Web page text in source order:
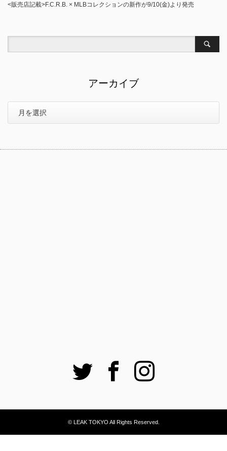
<販売店記載>F.C.R.B. × MLBコレクションの新作が9/10(金)より発売
アーカイブ
Twitter Facebook
© LEAK TOKYO All Rights Reserved.